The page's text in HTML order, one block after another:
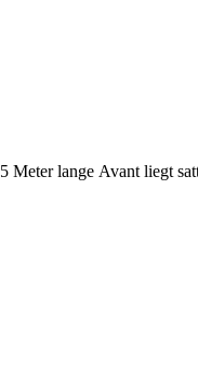
lange Avant liegt